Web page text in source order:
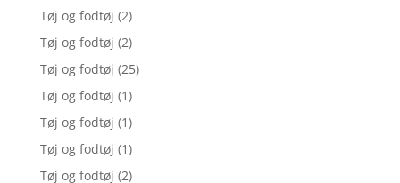
Tøj og fodtøj (2)
Tøj og fodtøj (2)
Tøj og fodtøj (25)
Tøj og fodtøj (1)
Tøj og fodtøj (1)
Tøj og fodtøj (1)
Tøj og fodtøj (2)